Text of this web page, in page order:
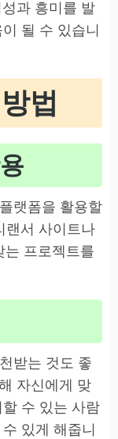
과 흥미를 발
될 수 있습니
법
랫폼을 활용할
랜서 사이트나
프로젝트를
받는 것도 좋
자신에게 맞
수 있는 사람
있게 해줍니